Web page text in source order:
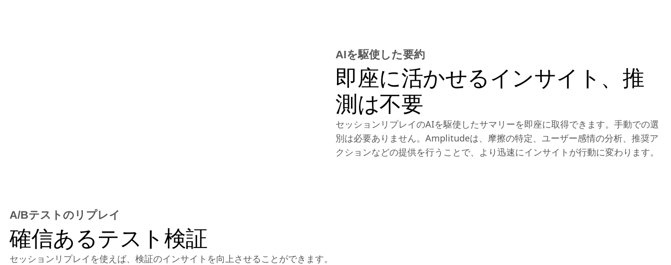
AIを駆使した要約
即座に活かせるインサイト、推
測は不要
セッションリプレイのAIを駆使したサマリーを即座に取得できます。手動での選
別は必要ありません。Amplitudeは、摩擦の特定、ユーザー感情の分析、推奨ア
クションなどの提供を行うことで、より迅速にインサイトが行動に変わります。
A/Bテストのリプレイ
確信あるテスト検証
セッションリプレイを使えば、検証のインサイトを向上させることができます。